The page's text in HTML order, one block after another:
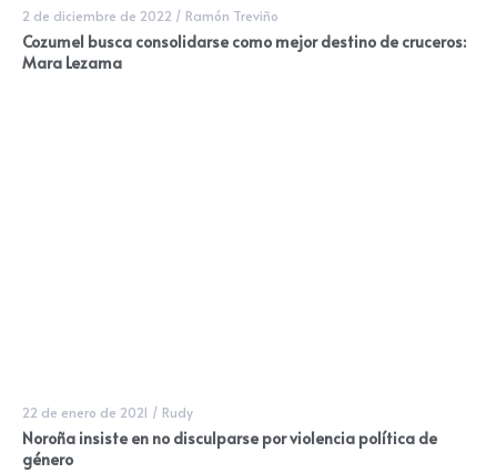
2 de diciembre de 2022 / Ramón Treviño
Cozumel busca consolidarse como mejor destino de cruceros:
Mara Lezama
22 de enero de 2021 / Rudy
Noroña insiste en no disculparse por violencia política de
género